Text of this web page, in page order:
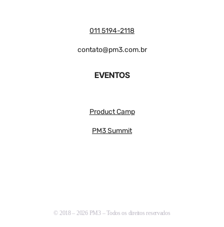
011 5194-2118
contato@pm3.com.br
EVENTOS
Product Camp
PM3 Summit
© 2018 – 2026 PM3 – Todos os direitos reservados